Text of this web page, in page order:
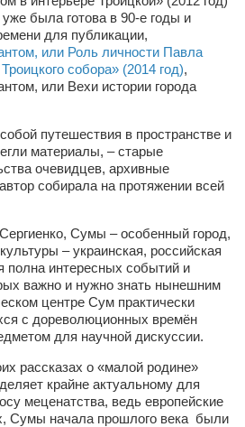
отделение КП Сумская
клиническая больница №4
— Медтехника
-центр независимых дистрибьюторов
— демократичный ресторан
КАВА» магазин — кафе
GARAGE» — магазин велосипедов
— супермаркет
двор
СТИХОВ НА ЗАКАЗ
— магазин мужской одежды
уже была готова в 90-е годы и
для публикации,
или Роль личности Павла
собора» (2014 год),
или Вехи истории города
путешествия в пространстве и
материалы, – старые
очевидцев, архивные
собирала на протяжении всей
Сумы – особенный город,
– украинская, российская
полна интересных событий и
важно и нужно знать нынешним
центре Сум практически
с дореволюционных времён
для научной дискуссии.
рассказах о «малой родине»
крайне актуальному для
меценатства, ведь европейские
Сумы начала прошлого века были